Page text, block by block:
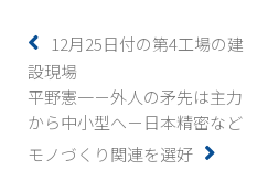
12月25日付の第4工場の建
設現場
平野憲一－外人の矛先は主力
から中小型へ－日本精密など
モノづくり関連を選好